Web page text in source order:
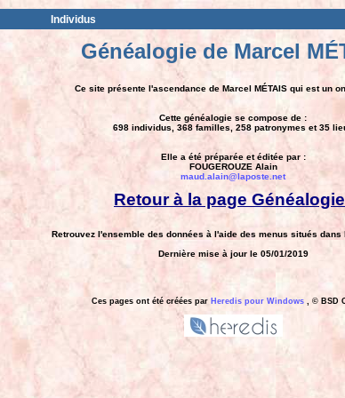
Individus
Généalogie de Marcel
Ce site présente l'ascendance de Marcel MÉTAIS qui est un
Cette généalogie se compose de :
698 individus, 368 familles, 258 patronymes et 35
Elle a été préparée et éditée par :
FOUGEROUZE Alain
maud.alain@laposte.net
Retour à la page
Retrouvez l'ensemble des données à l'aide des menus situés dans
Dernière mise à jour le 05/01/2019
Ces pages ont été créées par Heredis pour Windows, © BSD